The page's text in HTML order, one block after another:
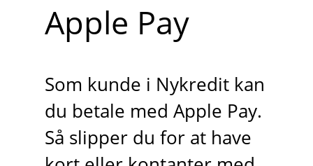
Apple Pay
Som kunde i Nykredit kan
du betale med Apple Pay.
Så slipper du for at have